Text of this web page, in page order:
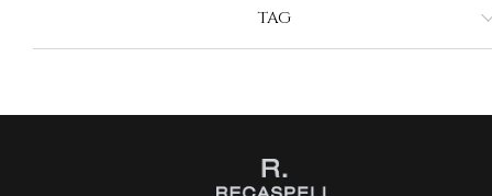
2026年6月
TAG